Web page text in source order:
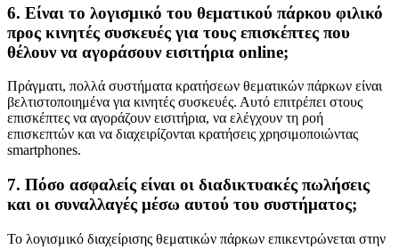
6. Είναι το λογισμικό του θεματικού πάρκου φιλικό
προς κινητές συσκευές για τους επισκέπτες που
θέλουν να αγοράσουν εισιτήρια online;
Πράγματι, πολλά συστήματα κρατήσεων θεματικών πάρκων είναι
βελτιστοποιημένα για κινητές συσκευές. Αυτό επιτρέπει στους
επισκέπτες να αγοράζουν εισιτήρια, να ελέγχουν τη ροή
επισκεπτών και να διαχειρίζονται κρατήσεις χρησιμοποιώντας
smartphones.
7. Πόσο ασφαλείς είναι οι διαδικτυακές πωλήσεις
και οι συναλλαγές μέσω αυτού του συστήματος;
Το λογισμικό διαχείρισης θεματικών πάρκων επικεντρώνεται στην